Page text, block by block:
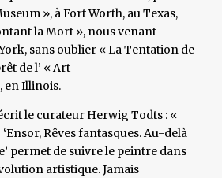
», à Fort Worth, au Texas,
la Mort », nous venant
sans oublier « La Tentation de
de l’ « Art
en Illinois.
le curateur Herwig Todts : «
Rêves fantasques. Au-delà
permet de suivre le peintre dans
artistique. Jamais